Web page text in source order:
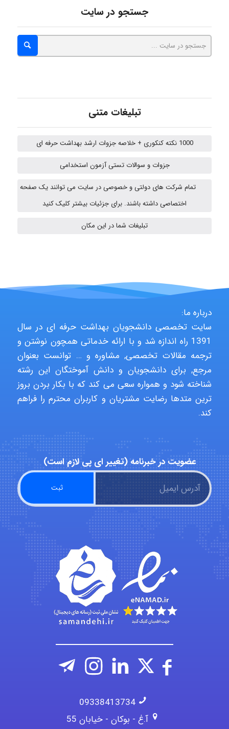
fatima
Jafar Tym
aghajari vahid
HaddadiMahsa
malekf
abolfazlkoshehe
A.balandeh
fatima
Jafar Tym
aghajari vahid
جستجو در سایت
تبلیغات متنی
1000 نکته کنکوری + خلاصه جزوات ارشد بهداشت حرفه ای
جزوات و سوالات تستی آزمون استخدامی
تمام شرکت های دولتی و خصوصی در سایت می توانند یک صفحه
اختصاصی داشته باشند. برای جزئیات بیشتر کلیک کنید
تبلیغات شما در این مکان
درباره ما:
سایت تخصصی دانشجویان بهداشت حرفه ای در سال
1391 راه اندازه شد و با ارائه خدماتی همچون نوشتن و
ترجمه مقالات تخصصی, مشاوره و … توانست بعنوان
مرجع, برای دانشجویان و دانش آموختگان این رشته
شناخته شود و همواره سعی می کند که با بکار بردن بروز
ترین متدها رضایت مشتریان و کاربران محترم را فراهم
کند.
عضویت در خبرنامه (تغییر ای پی لازم است)
09338413734
آ.غ - بوکان - خیابان 55